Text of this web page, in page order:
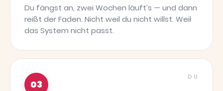
Du fängst an, zwei Wochen läuft’s — und dann
reißt der Faden. Nicht weil du nicht willst. Weil
das System nicht passt.
03
DU